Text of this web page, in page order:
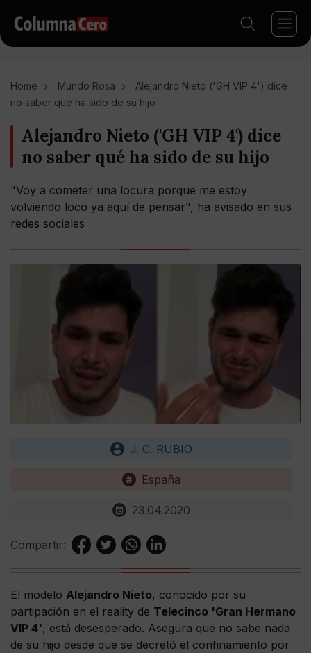
Home Mundo Rosa
Alejandro Nieto ('GH VIP 4') dice
no saber qué ha sido de su hijo
Alejandro Nieto ('GH VIP 4') dice
no saber qué ha sido de su hijo
"Voy a cometer una locura porque me estoy
volviendo loco ya aquí de pensar", ha avisado en sus
redes sociales
J. C. RUBIO
España
23.04.2020
Compartir:
El modelo Alejandro Nieto, conocido por su
partipación en el reality de Telecinco 'Gran Hermano
VIP 4', está desesperado. Asegura que no sabe nada
de su hijo desde que se decretó el confinamiento por